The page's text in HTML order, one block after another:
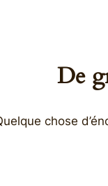
De
chose